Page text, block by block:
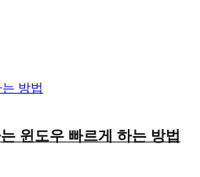
윈도우 빠르게 하는 방법